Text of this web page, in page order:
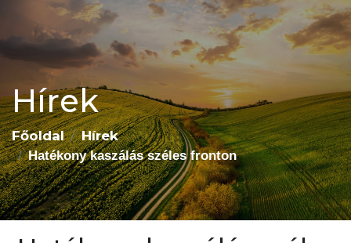
Hírek
Főoldal Hírek
Hatékony kaszálás széles fronton